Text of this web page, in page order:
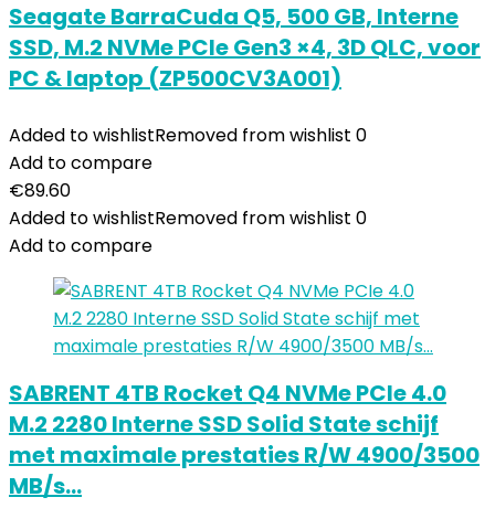
Seagate BarraCuda Q5, 500 GB, Interne
SSD, M.2 NVMe PCIe Gen3 ×4, 3D QLC, voor
PC & laptop (ZP500CV3A001)
Added to wishlistRemoved from wishlist 0
Add to compare
€89.60
Added to wishlistRemoved from wishlist 0
Add to compare
SABRENT 4TB Rocket Q4 NVMe PCIe 4.0
M.2 2280 Interne SSD Solid State schijf
met maximale prestaties R/W 4900/3500
MB/s…